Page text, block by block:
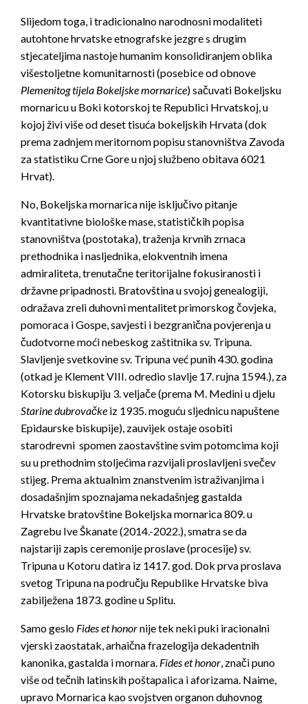
Slijedom toga, i tradicionalno narodnosni modaliteti
autohtone hrvatske etnografske jezgre s drugim
stjecateljima nastoje humanim konsolidiranjem oblika
višestoljetne komunitarnosti (posebice od obnove
Plemenitog tijela Bokeljske mornarice) sačuvati Bokeljsku
mornaricu u Boki kotorskoj te Republici Hrvatskoj, u
kojoj živi više od deset tisuća bokeljskih Hrvata (dok
prema zadnjem meritornom popisu stanovništva Zavoda
za statistiku Crne Gore u njoj službeno obitava 6021
Hrvat).
No, Bokeljska mornarica nije isključivo pitanje
kvantitativne biološke mase, statističkih popisa
stanovništva (postotaka), traženja krvnih zrnaca
prethodnika i nasljednika, elokventnih imena
admiraliteta, trenutačne teritorijalne fokusiranosti i
državne pripadnosti. Bratovština u svojoj genealogiji,
odražava zreli duhovni mentalitet primorskog čovjeka,
pomoraca i Gospe, savjesti i bezgranična povjerenja u
čudotvorne moći nebeskog zaštitnika sv. Tripuna.
Slavljenje svetkovine sv. Tripuna već punih 430. godina
(otkad je Klement VIII. odredio slavlje 17. rujna 1594.), za
Kotorsku biskupiju 3. veljače (prema M. Medini u djelu
Starine dubrovačke iz 1935.moguću sljednicu napuštene
Epidaurske biskupije), zauvijek ostaje osobiti
starodrevni spomen zaostavštine svim potomcima koji
su u prethodnim stoljećima razvijali proslavljeni svečev
stijeg. Prema aktualnim znanstvenim istraživanjima i
dosadašnjim spoznajama nekadašnjeg gastalda
Hrvatske bratovštine Bokeljska mornarica 809. u
Zagrebu Ive Škanate (2014.-2022.), smatra se da
najstariji zapis ceremonije proslave (procesije) sv.
Tripuna u Kotoru datira iz 1417. god. Dok prva proslava
svetog Tripuna na području Republike Hrvatske biva
zabilježena 1873. godine u Splitu.
Samo geslo Fides et honornije tek neki puki iracionalni
vjerski zaostatak, arhaična frazelogija dekadentnih
kanonika, gastalda i mornara. Fides et honor, znači puno
više od tečnih latinskih poštapalica i aforizama. Naime,
upravo Mornarica kao svojstven organon duhovnog